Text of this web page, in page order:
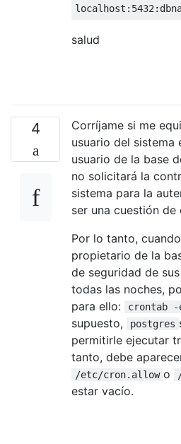
localhost : 5432 :
salud
4
Corríjame si me
usuario del sistema
usuario de la base
no solicitará la
sistema para la
ser una cuestión
Por lo tanto,
propietario de la
de seguridad de
todas las noches,
para ello:
crontab
supuesto,
postgres
permitirle ejecutar
tanto, debe
/etc/cron.allow o
estar vacío.